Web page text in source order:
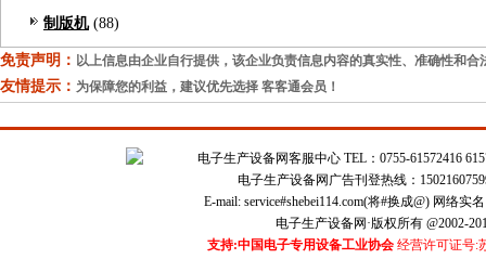
制版机(88)
免责声明：
友情提示：
以上信息由企业自行提供，该企业负责信息内容的真实性、准确性和
为保障您的利益，建议优先选择 客客通会员！
电子生产设备网客服中心 TEL：0755-61572416
电子生产设备网广告刊登热线：
E-mail: service#shebei114.com(将#换成@) 网络实
电子生产设备网·版权所有 @2002-
支持:中国电子专用设备工业协会 经营许可证号: